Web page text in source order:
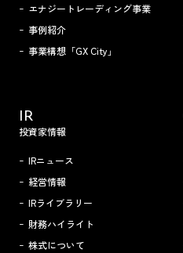
エナジートレーディング事業
事例紹介
事業構想「GX City」
IR
投資家情報
IRニュース
経営情報
IRライブラリー
財務ハイライト
株式について